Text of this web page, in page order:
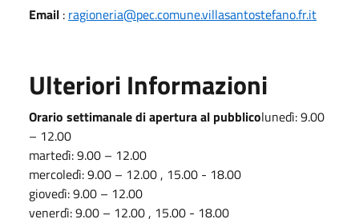
Email : ragioneria@pec.comune.villasantostefano.fr.it
Ulteriori Informazioni
Orario settimanale di apertura al pubblicolunedì: 9.00
– 12.00
martedì: 9.00 – 12.00
mercoledì: 9.00 – 12.00 , 15.00 - 18.00
giovedì: 9.00 – 12.00
venerdì: 9.00 – 12.00 , 15.00 - 18.00